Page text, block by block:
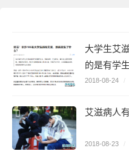
大学生艾
的是有学
2018-08-24 /
艾滋病人
2018-08-23 /